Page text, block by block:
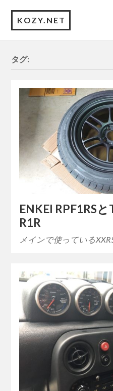
KOZY.NET
タグ:
ENKEI RPF1RSと
R1R
メインで使っている